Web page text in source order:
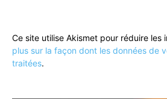
Ce site utilise Akismet pour réduire les
plus sur la façon dont les données de
traitées.